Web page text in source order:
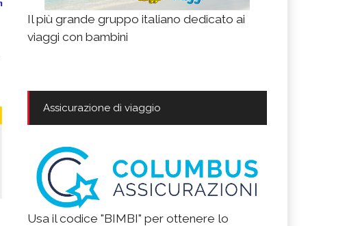
Il più grande gruppo italiano dedicato ai
viaggi con bambini
Assicurazione di viaggio
Usa il codice "BIMBI" per ottenere lo